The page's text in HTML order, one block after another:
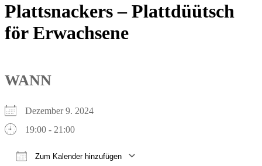
Plattsnackers – Plattdüütsch
för Erwachsene
WANN
Dezember 9. 2024
19:00 - 21:00
Zum Kalender hinzufügen